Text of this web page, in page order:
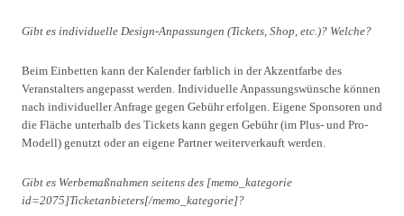
Gibt es individuelle Design-Anpassungen (Tickets, Shop, etc.)? Welche?
Beim Einbetten kann der Kalender farblich in der Akzentfarbe des
Veranstalters angepasst werden. Individuelle Anpassungswünsche können
nach individueller Anfrage gegen Gebühr erfolgen. Eigene Sponsoren und
die Fläche unterhalb des Tickets kann gegen Gebühr (im Plus- und Pro-
Modell) genutzt oder an eigene Partner weiterverkauft werden.
Gibt es Werbemaßnahmen seitens des [memo_kategorie
id=2075]Ticketanbieters[/memo_kategorie]?